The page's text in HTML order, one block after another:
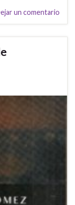
un comentario